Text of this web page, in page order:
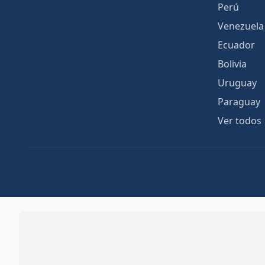
Perú
Venezuela
Ecuador
Bolivia
Uruguay
Paraguay
Ver todos